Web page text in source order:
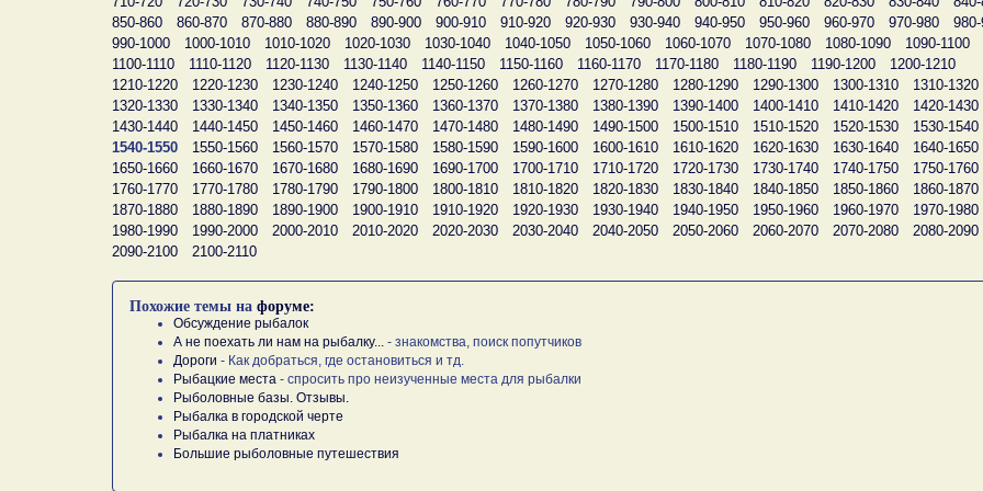
850-860
860-870 870-880 880-890 890-900 900-910 910-920 920-930 930-940 940-950 950-960 960-970 970-980
990-1000
1000-1010 1010-1020 1020-1030 1030-1040 1040-1050 1050-1060 1060-1070 1070-1080 1080-1090
1090-1100
1100-1110
1110-1120 1120-1130 1130-1140 1140-1150 1150-1160 1160-1170 1170-1180 1180-1190 1190-1200
1200-1210
1210-1220
1220-1230 1230-1240 1240-1250 1250-1260 1260-1270 1270-1280 1280-1290 1290-1300 1300-1310
1310-1320
1320-1330
1330-1340 1340-1350 1350-1360 1360-1370 1370-1380 1380-1390 1390-1400 1400-1410 1410-1420
1420-1430
1430-1440
1440-1450 1450-1460 1460-1470 1470-1480 1480-1490 1490-1500 1500-1510 1510-1520 1520-1530
1530-1540
1540-1550
1550-1560 1560-1570 1570-1580 1580-1590 1590-1600 1600-1610 1610-1620 1620-1630 1630-1640
1640-1650
1650-1660
1660-1670 1670-1680 1680-1690 1690-1700 1700-1710 1710-1720 1720-1730 1730-1740 1740-1750
1750-1760
1760-1770
1770-1780 1780-1790 1790-1800 1800-1810 1810-1820 1820-1830 1830-1840 1840-1850 1850-1860
1860-1870
1870-1880
1880-1890 1890-1900 1900-1910 1910-1920 1920-1930 1930-1940 1940-1950 1950-1960 1960-1970
1970-1980
1980-1990
1990-2000 2000-2010 2010-2020 2020-2030 2030-2040 2040-2050 2050-2060 2060-2070 2070-2080
2080-2090
2090-2100
2100-2110
Похожие темы на форуме:
Обсуждение рыбалок
А не поехать ли нам на рыбалку... - знакомства, поиск попутчиков
Дороги - Как добраться, где остановиться и тд.
Рыбацкие места - спросить про неизученные места для рыбалки
Рыболовные базы. Отзывы.
Рыбалка в городской черте
Рыбалка на платниках
Большие рыболовные путешествия